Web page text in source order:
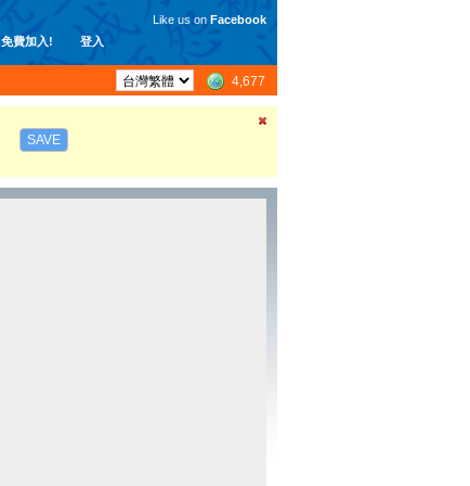
免費加入! 登入
Like us on Facebook
4,677
SAVE